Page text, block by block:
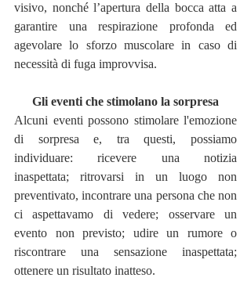
visivo, nonché l’apertura della bocca atta a
garantire una respirazione profonda ed
agevolare lo sforzo muscolare in caso di
necessità di fuga improvvisa.
Gli eventi che stimolano la sorpresa
Alcuni eventi possono stimolare l'emozione
di sorpresa e, tra questi, possiamo
individuare: ricevere una notizia
inaspettata; ritrovarsi in un luogo non
preventivato, incontrare una persona che non
ci aspettavamo di vedere; osservare un
evento non previsto; udire un rumore o
riscontrare una sensazione inaspettata;
ottenere un risultato inatteso.